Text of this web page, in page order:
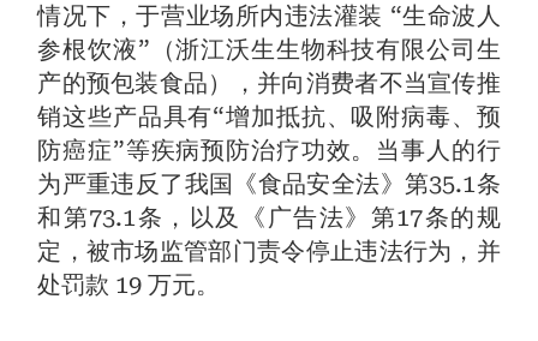
情况下，于营业场所内违法灌装 “生命波人
参根饮液”（浙江沃生生物科技有限公司生
产的预包装食品），并向消费者不当宣传推
销这些产品具有“增加抵抗、吸附病毒、预
防癌症”等疾病预防治疗功效。当事人的行
为严重违反了我国《食品安全法》第35.1条
和第73.1条，以及《广告法》第17条的规
定，被市场监管部门责令停止违法行为，并
处罚款 19 万元。